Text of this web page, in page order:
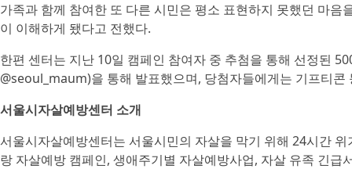
가족과 함께 참여한 또 다른 시민은 평소 표현하지 못했던 마
이 이해하게 됐다고 전했다.
한편 센터는 지난 10일 캠페인 참여자 중 추첨을 통해 선정된
@seoul_maum)을 통해 발표했으며, 당첨자들에게는 기프티
서울시자살예방센터 소개
서울시자살예방센터는 서울시민의 자살을 막기 위해 24시간
랑 자살예방 캠페인, 생애주기별 자살예방사업, 자살 유족 긴급